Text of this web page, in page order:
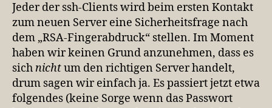
Jeder der ssh-Clients wird beim ersten Kontakt
zum neuen Server eine Sicherheitsfrage nach
dem „RSA-Fingerabdruck“ stellen. Im Moment
haben wir keinen Grund anzunehmen, dass es
sich nichtum den richtigen Server handelt,
drum sagen wir einfach ja. Es passiert jetzt etwa
folgendes (keine Sorge wenn das Passwort